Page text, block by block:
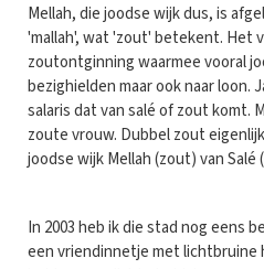
Mellah, die joodse wijk dus, is
'mallah', wat 'zout' betekent. Het
zoutontginning waarmee vooral
bezighielden maar ook naar loon.
salaris dat van salé of zout komt.
zoute vrouw. Dubbel zout
joodse wijk Mellah (zout) van Salé
In 2003 heb ik die stad nog eens
een vriendinnetje met lichtbruine